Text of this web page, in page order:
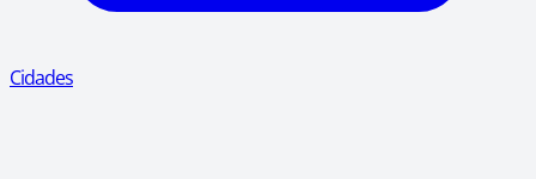
Cidades